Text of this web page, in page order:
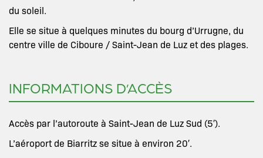
du soleil.
Elle se situe à quelques minutes du bourg d’Urrugne, du
centre ville de Ciboure / Saint-Jean de Luz et des plages.
INFORMATIONS D’ACCÈS
Accès par l’autoroute à Saint-Jean de Luz Sud (5′).
L’aéroport de Biarritz se situe à environ 20′.